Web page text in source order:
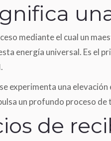
mediante el cual un
energía universal. Es el
.
experimenta una
un profundo proceso
de